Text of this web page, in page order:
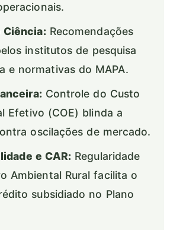
Ciência:Recomendações
institutos de pesquisa
e normativas do MAPA.
Controle do Custo
Efetivo (COE) blinda a
oscilações de mercado.
e CAR: Regularidade
Ambiental Rural facilita o
subsidiado no Plano